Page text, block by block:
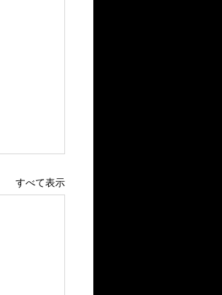
すべて表示